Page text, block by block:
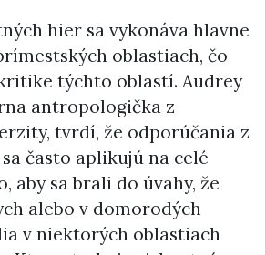
hier sa vykonáva hlavne
oblastiach, čo
týchto oblastí. Audrey
antropologička z
tvrdí, že odporúčania z
často aplikujú na celé
aby sa brali do úvahy, že
alebo v domorodých
v niektorých oblastiach